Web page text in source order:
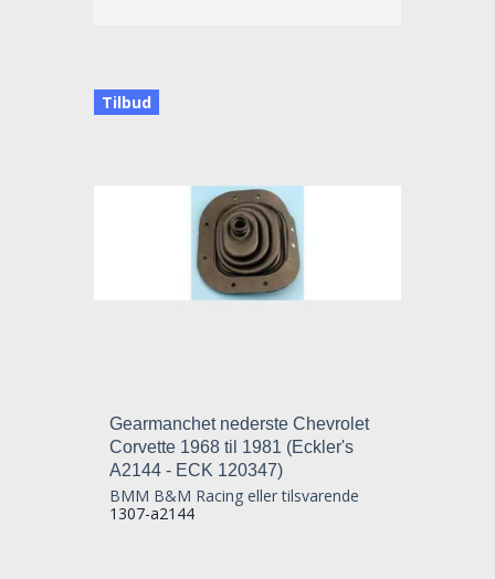
Tilbud
Gearmanchet nederste Chevrolet
Corvette 1968 til 1981 (Eckler's
A2144 - ECK 120347)
BMM B&M Racing eller tilsvarende
1307-a2144